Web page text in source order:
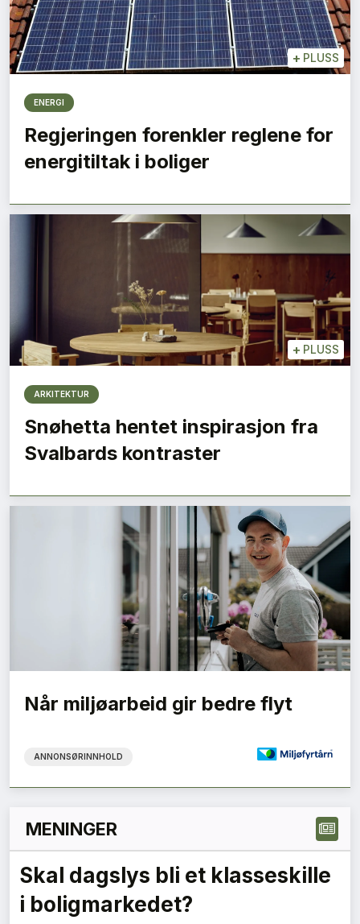
+ PLUSS
ENERGI
Regjeringen forenkler reglene for
energitiltak i boliger
+ PLUSS
ARKITEKTUR
Snøhetta hentet inspirasjon fra
Svalbards kontraster
Når miljøarbeid gir bedre flyt
ANNONSØRINNHOLD
MENINGER
Grønne anskaffelser må gi
forutsigbare krav – en